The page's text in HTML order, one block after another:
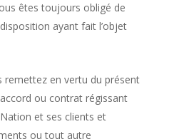
êtes toujours obligé de
ayant fait l’objet
remettez en vertu du présent
ou contrat régissant
et ses clients et
ou tout autre